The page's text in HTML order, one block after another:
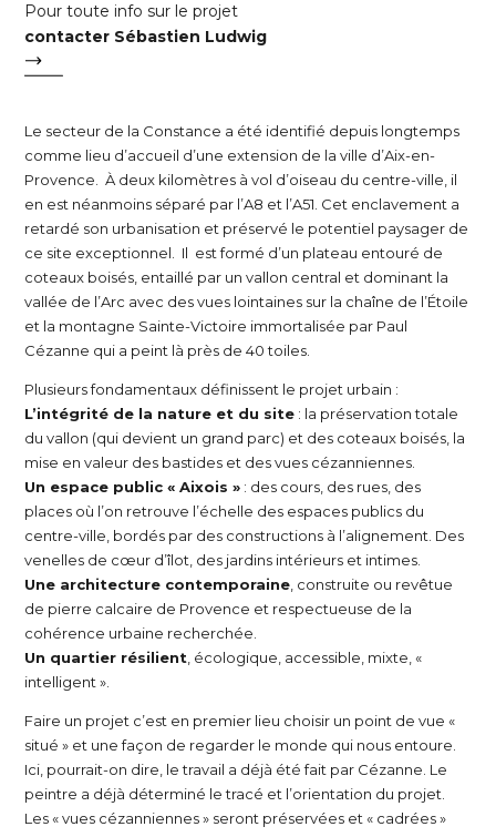
Pour toute info sur le projet
contacter Sébastien Ludwig
Le secteur de la Constance a été identifié depuis longtemps
comme lieu d’accueil d’une extension de la ville d’Aix-en-
Provence. À deux kilomètres à vol d’oiseau du centre-ville, il
en est néanmoins séparé par l’A8 et l’A51. Cet enclavement a
retardé son urbanisation et préservé le potentiel paysager de
ce site exceptionnel. Il est formé d’un plateau entouré de
coteaux boisés, entaillé par un vallon central et dominant la
vallée de l’Arc avec des vues lointaines sur la chaîne de l’Étoile
et la montagne Sainte-Victoire immortalisée par Paul
Cézanne qui a peint là près de 40 toiles.
Plusieurs fondamentaux définissent le projet urbain :
L’intégrité de la nature et du site : la préservation totale
du vallon (qui devient un grand parc) et des coteaux boisés, la
mise en valeur des bastides et des vues cézanniennes.
Un espace public « Aixois » : des cours, des rues, des
places où l’on retrouve l’échelle des espaces publics du
centre-ville, bordés par des constructions à l’alignement. Des
venelles de cœur d’îlot, des jardins intérieurs et intimes.
Une architecture contemporaine , construite ou revêtue
de pierre calcaire de Provence et respectueuse de la
cohérence urbaine recherchée.
Un quartier résilient , écologique, accessible, mixte, «
intelligent ».
Faire un projet c’est en premier lieu choisir un point de vue «
situé » et une façon de regarder le monde qui nous entoure.
Ici, pourrait-on dire, le travail a déjà été fait par Cézanne. Le
peintre a déjà déterminé le tracé et l’orientation du projet.
Les « vues cézanniennes » seront préservées et « cadrées »